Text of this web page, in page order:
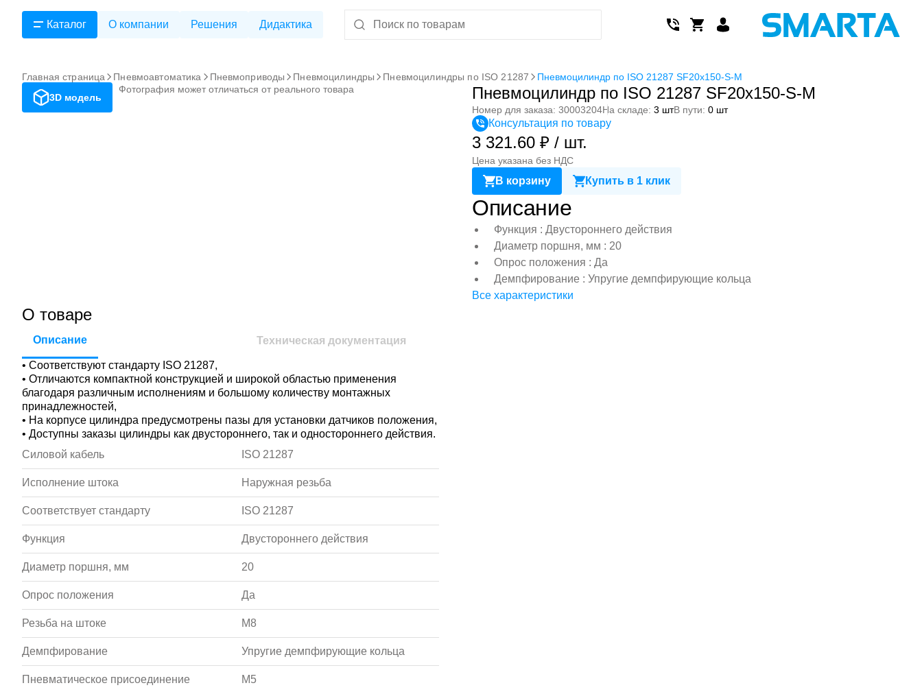
Каталог О компании Решения Дидактика
Главная страница Пневмоавтоматика Пневмоприводы Пневмоцилиндры Пневмоцилиндры по ISO 21287
Пневмоцилиндр по ISO 21287 SF20x150-S-M
3D модель
Фотография может отличаться от реального товара Пневмоцилиндр по ISO 21287 SF20x150-S-M
Номер для заказа: 30003204На складе: 3 штВ пути: 0 шт
Консультация по товару
3 321.60 ₽ / шт.
Цена указана без НДС
В корзину Купить в 1 клик
Описание
Функция : Двустороннего действия
Диаметр поршня, мм : 20
Опрос положения : Да
Демпфирование : Упругие демпфирующие кольца
Все характеристики
О товаре
Описание Техническая документация
• Соответствуют стандарту ISO 21287,
• Отличаются компактной конструкцией и широкой областью применения
благодаря различным исполнениям и большому количеству монтажных
принадлежностей,
• На корпусе цилиндра предусмотрены пазы для установки датчиков положения,
• Доступны заказы цилиндры как двустороннего, так и одностороннего действия.
Силовой кабель
ISO 21287
Исполнение штока Наружная резьба
Соответствует стандарту ISO 21287
Функция Двустороннего действия
Диаметр поршня, мм 20
Опрос положения Да
Резьба на штоке M8
Демпфирование Упругие демпфирующие кольца
Пневматическое присоединение M5